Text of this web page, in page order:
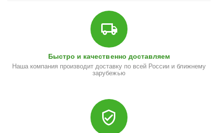
Быстро и качественно доставляем
Наша компания производит доставку по всей России и ближнему
зарубежью